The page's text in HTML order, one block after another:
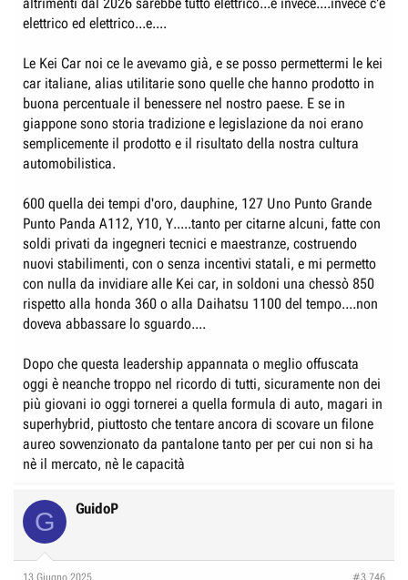
elettrico ed elettrico...e....
Le Kei Car noi ce le avevamo già, e se posso permettermi le kei
car italiane, alias utilitarie sono quelle che hanno prodotto in
buona percentuale il benessere nel nostro paese. E se in
giappone sono storia tradizione e legislazione da noi erano
semplicemente il prodotto e il risultato della nostra cultura
automobilistica.
600 quella dei tempi d'oro, dauphine, 127 Uno Punto Grande
Punto Panda A112, Y10, Y.....tanto per citarne alcuni, fatte con
soldi privati da ingegneri tecnici e maestranze, costruendo
nuovi stabilimenti, con o senza incentivi statali, e mi permetto
con nulla da invidiare alle Kei car, in soldoni una chessò 850
rispetto alla honda 360 o alla Daihatsu 1100 del tempo....non
doveva abbassare lo sguardo....
Dopo che questa leadership appannata o meglio offuscata
oggi è neanche troppo nel ricordo di tutti, sicuramente non dei
più giovani io oggi tornerei a quella formula di auto, magari in
superhybrid, piuttosto che tentare ancora di scovare un filone
aureo sovvenzionato da pantalone tanto per per cui non si ha
nè il mercato, nè le capacità
G GuidoP
13 Giugno 2025 #3.746